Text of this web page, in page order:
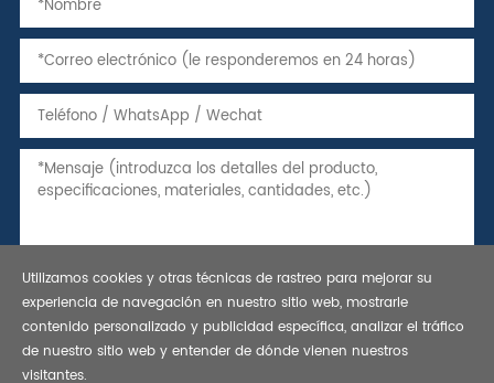
Utilizamos cookies y otras técnicas de rastreo para mejorar su
experiencia de navegación en nuestro sitio web, mostrarle
contenido personalizado y publicidad específica, analizar el tráfico
de nuestro sitio web y entender de dónde vienen nuestros
visitantes.